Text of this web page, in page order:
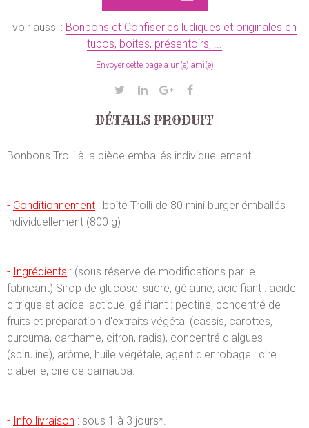
voir aussi : Bonbons et Confiseries ludiques et originales en
tubos, boites, présentoirs, ...
Envoyer cette page à un(e) ami(e)
DÉTAILS PRODUIT
Bonbons Trolli à la pièce emballés individuellement
- Conditionnement : boîte Trolli de 80 mini burger émballés
individuellement (800 g)
- Ingrédients : (sous réserve de modifications par le
fabricant) Sirop de glucose, sucre, gélatine, acidifiant : acide
citrique et acide lactique, gélifiant : pectine, concentré de
fruits et préparation d'extraits végétal (cassis, carottes,
curcuma, carthame, citron, radis), concentré d'algues
(spiruline), arôme, huile végétale, agent d'enrobage : cire
d'abeille, cire de carnauba.
- Info livraison : sous 1 à 3 jours*.